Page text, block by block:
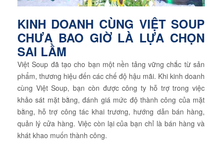
KINH DOANH CÙNG VIỆT SOUP
CHƯA BAO GIỜ LÀ LỰA CHỌN
SAI LẦM
Việt Soup đã tạo cho bạn một nền tảng vững chắc từ sản
phẩm, thương hiệu đến các chế độ hậu mãi. Khi kinh doanh
cùng Việt Soup, bạn còn được công ty hỗ trợ trong việc
khảo sát mặt bằng, đánh giá mức độ thành công của mặt
bằng, hỗ trợ công tác khai trương, hướng dẫn bán hàng,
quản lý cửa hàng. Việc còn lại của bạn chỉ là bán hàng và
khát khao muốn thành công.